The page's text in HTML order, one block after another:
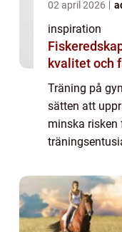
02 april 2026
inspiration
Fiskeredskap
kvalitet och
Träning på
sätten att
minska risken